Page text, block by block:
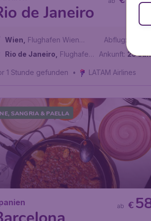
de Janeiro
Wien
Flughafen Wien
Schwechat
Rio de Janeiro
Flughafen
Carlos Jobim
Abflug:
Ankunft: 25
1 Stunde gefunden • LATAM Airlines
SANGRIA & PAELLA
€
ab